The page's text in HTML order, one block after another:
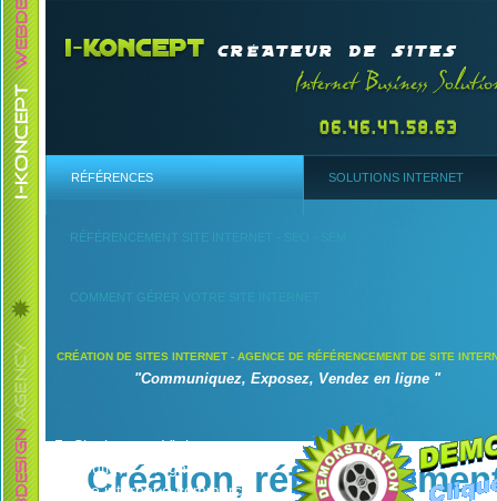
RÉFÉRENCES SOLUTIONS INTERNET
RÉFÉRENCEMENT SITE INTERNET - SEO - SEM
COMMENT GÉRER VOTRE SITE INTERNET
CRÉATION DE SITES INTERNET - AGENCE DE RÉFÉRENCEMENT DE SITE
"Communiquez, Exposez, Vendez en ligne "
Site internet Vitrine
Boutique en ligne
Site internet e-commerce
Création,